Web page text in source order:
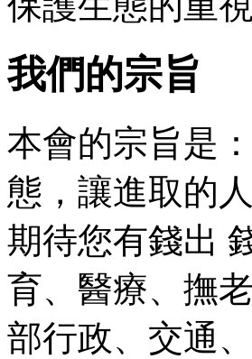
我們的宗旨
本會的宗旨是
態，讓進取的
期待您有錢出
育、醫療、撫
部行政、交通